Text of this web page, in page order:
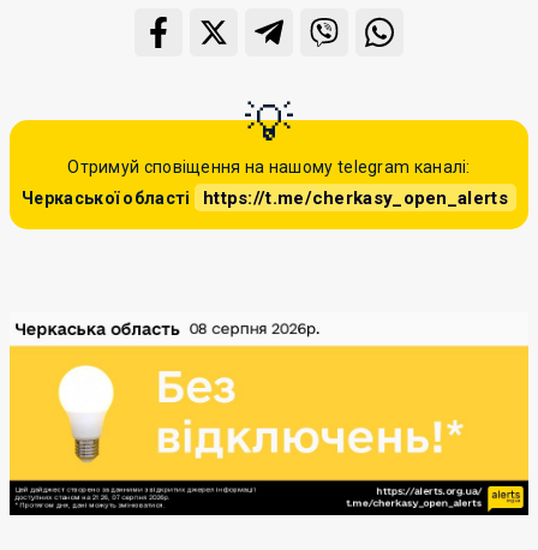
Отримуй сповіщення на нашому telegram каналі:
Черкаської області
https://t.me/cherkasy_open_alerts